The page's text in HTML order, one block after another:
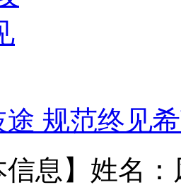
规范终见
信息】姓名